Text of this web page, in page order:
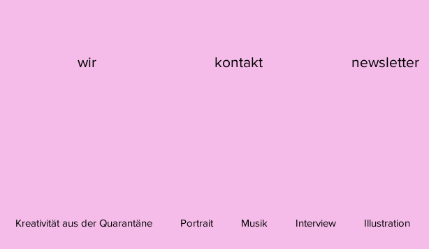
wir kontakt newsletter
Kreativität aus der Quarantäne Portrait Musik Interview Illustration